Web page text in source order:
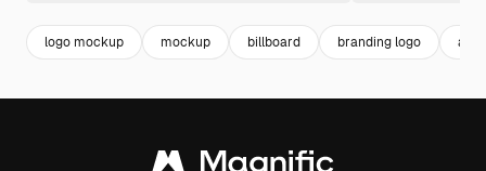
logo mockup mockup billboard branding logo